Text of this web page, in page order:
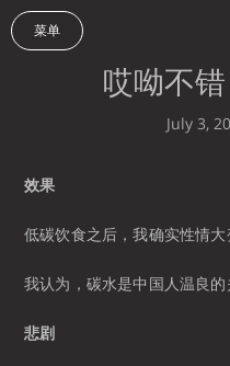
菜单
哎呦不
July 3,
效果
低碳饮食之后，我确实性情大
我认为，碳水是中国人温良的
悲剧